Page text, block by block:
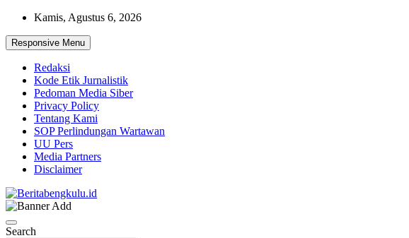
Skip
content
Kamis, Agustus 6, 2026
Responsive Menu
Redaksi
Kode Etik Jurnalistik
Pedoman Media Siber
Privacy Policy
Tentang Kami
SOP Perlindungan Wartawan
UU Pers
Media Partners
Disclaimer
Beritabengkulu.id
Search